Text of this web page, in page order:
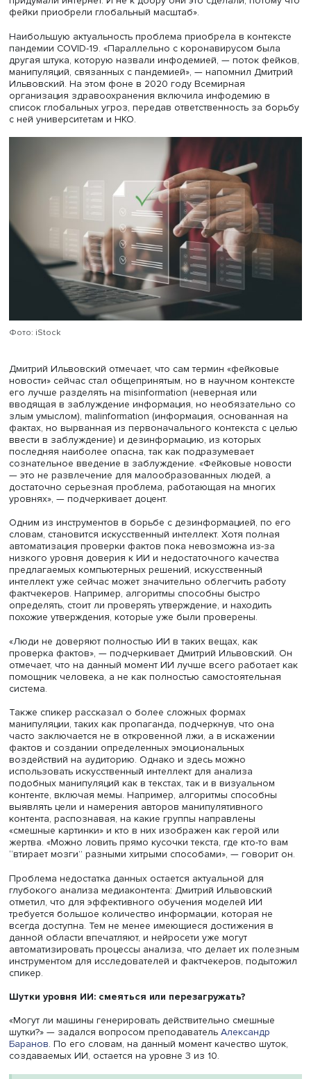
сейчас страны стремятся разрабатывать собственные
«зашивая в них локальные данные и этику».
При этом в научном сообществе обсуждаются
создания AGI (Artificial General Intelligence) —
интеллекта, который сможет превзойти человека по
умственным способностям. По мнению экспертов,
такой технологии может произойти в ближайшие 10
пока непонятно, сможет ли общество контролировать
«С тем подходом к этике, который мы видим сейчас,
вопрос: каким будет AGI, если мы уже сегодня
предвзятостью в слабых моделях ИИ?» — завершает
вопросом свою лекцию Дарья Касьяненко.
Робот-фактчекер: можно ли доверить правду
Доцент ФКН Дмитрий Ильвовский взялся раскрыть
сторону ИИ и поговорить о том, как современные
помогают фактчекерам бороться с инфодемией —
распознавать скрытые искажения даже в самых
интернет-картинках.
Фейковые новости — не уникальное для нашего
социальное явление. «Такой термин, как “газетная
придумали интернет. И не к добру они это сделали,
фейки приобрели глобальный масштаб».
Наибольшую актуальность проблема приобрела в
пандемии COVID-19. «Параллельно с коронавирусом
другая штука, которую назвали инфодемией, — поток
манипуляций, связанных с пандемией», — напомнил
Ильвовский. На этом фоне в 2020 году Всемирная
организация здравоохранения включила инфодемию в
список глобальных угроз, передав ответственность за
Фото: iStock
Дмитрий Ильвовский отмечает, что сам термин
новости» сейчас стал общепринятым, но в научном
его лучше разделять на misinformation (неверная или
вводящая в заблуждение информация, но
злым умыслом), malinformation (информация,
ввести в заблуждение) и дезинформацию, из которых
последняя наиболее опасна, так как подразумевает
сознательное введение в заблуждение. «Фейковые
— это не развлечение для малообразованных людей, а
достаточно серьезная проблема, работающая на
уровнях», — подчеркивает доцент.
Одним из инструментов в борьбе с дезинформацией,
автоматизация проверки фактов пока невозможна из-
низкого уровня доверия к ИИ и недостаточного
предлагаемых компьютерных решений, искусственный
интеллект уже сейчас может значительно облегчить
фактчекеров. Например, алгоритмы способны быстро